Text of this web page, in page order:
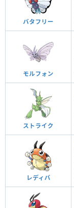
バタフリー
モルフォン
ストライク
レディバ